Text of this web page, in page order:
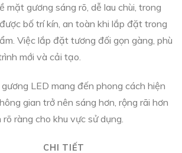
mặt gương sáng rõ, dễ lau chùi, trong
bố trí kín, an toàn khi lắp đặt trong
Việc lắp đặt tương đối gọn gàng, phù
mới và cải tạo.
LED mang đến phong cách hiện
gian trở nên sáng hơn, rộng rãi hơn
ràng cho khu vực sử dụng.
CHI TIẾT